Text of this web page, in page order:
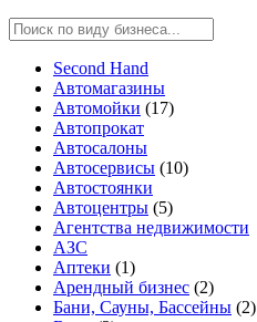
Second Hand
Автомагазины
Автомойки (17)
Автопрокат
Автосалоны
Автосервисы (10)
Автостоянки
Автоцентры (5)
Агентства недвижимости
АЗС
Аптеки (1)
Арендный бизнес (2)
Бани, Сауны, Бассейны (2)